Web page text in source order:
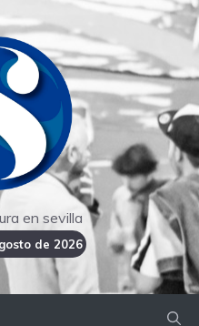
en sevilla
de 2026